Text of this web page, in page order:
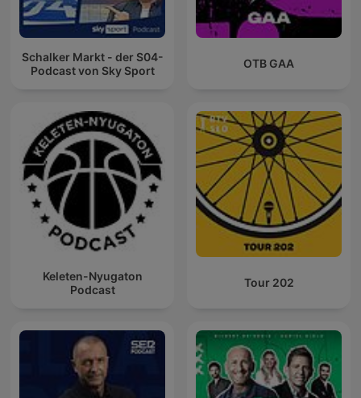
Schalker Markt - der S04-
Podcast von Sky Sport
OTB GAA
Keleten-Nyugaton
Podcast
Tour 202